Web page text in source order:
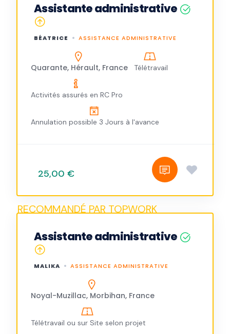
Assistante administrative
BÉATRICE ASSISTANCE ADMINISTRATIVE
Quarante, Hérault, France Télétravail
Activités assurés en RC Pro
Annulation possible 3 Jours à l'avance
25,00 €
Assistante administrative
MALIKA ASSISTANCE ADMINISTRATIVE
Noyal-Muzillac, Morbihan, France
Télétravail ou sur Site selon projet